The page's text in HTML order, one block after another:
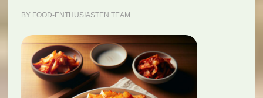
BY FOOD-ENTHUSIASTEN TEAM